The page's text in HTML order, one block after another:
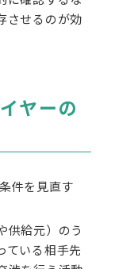
させるのが効
ヤーの
件を見直す
供給元）のう
ている相手先